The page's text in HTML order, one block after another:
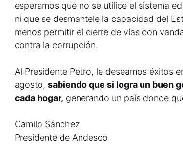
esperamos que no se utilice el sistema
ni que se desmantele la capacidad del
menos permitir el cierre de vías con
contra la corrupción.
Al Presidente Petro, le deseamos éxitos
agosto, sabiendo que si logra un buen
cada hogar, generando un país donde
Camilo Sánchez
Presidente de Andesco